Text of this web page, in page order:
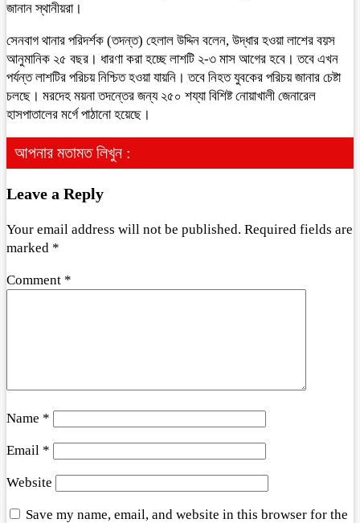
জানান স্থানীয়রা।
সেনবাগ থানার পরিদর্শক (তদন্ত) হেলাল উদ্দিন বলেন, উদ্ধার হওয়া লাশের বয়স
আনুমানিক ২৫ বছর। ধারণা করা হচ্ছে লাশটি ২-৩ মাস আগের হবে। তবে এখন
পর্যন্ত লাশটির পরিচয় নিশ্চিত হওয়া যায়নি। তবে নিহত যুবকের পরিচয় জানার চেষ্টা
চলছে। মরদেহ ময়না তদন্তের জন্য ২৫০ শয্যা বিশিষ্ট নোয়াখালী জেনারেল
হাসপাতালের মর্গে পাঠানো হয়েছে।
আপনার মতামত লিখুন :
Leave a Reply
Your email address will not be published. Required fields are
marked *
Comment *
Name *
Email *
Website
Save my name, email, and website in this browser for the